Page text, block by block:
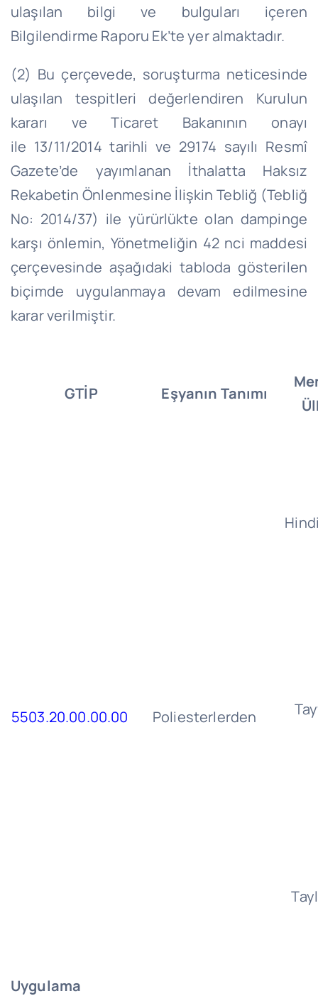
ulaşılan bilgi ve bulguları içeren
Bilgilendirme Raporu Ek’te yer almaktadır.
(2) Bu çerçevede, soruşturma neticesinde
ulaşılan tespitleri değerlendiren Kurulun
kararı ve Ticaret Bakanının onayı
ile 13/11/2014 tarihli ve 29174 sayılı Resmî
Gazete’de yayımlanan İthalatta Haksız
Rekabetin Önlenmesine İlişkin Tebliğ (Tebliğ
No: 2014/37) ile yürürlükte olan dampinge
karşı önlemin, Yönetmeliğin 42 nci maddesi
çerçevesinde aşağıdaki tabloda gösterilen
biçimde uygulanmaya devam edilmesine
karar verilmiştir.
GTİP Eşyanın Tanımı
5503.20.00.00.00 Poliesterlerden
Uygulama